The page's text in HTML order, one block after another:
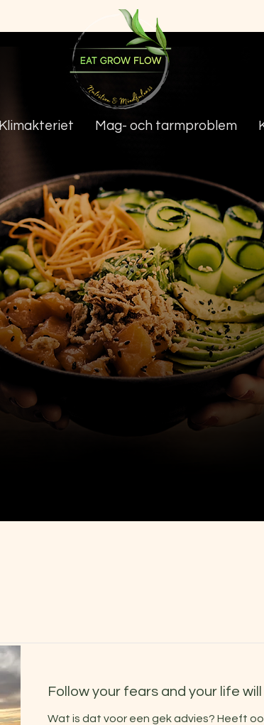
Klimakteriet Mag- och tarmproblem
Follow your fears and your life
Wat is dat voor een gek advies? Heeft